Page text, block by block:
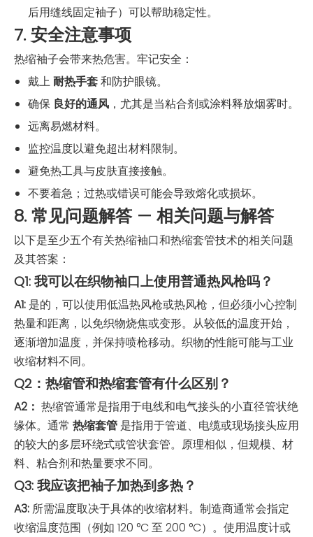
后用缝线固定袖子）可以帮助稳定性。
7. 安全注意事项
热缩袖子会带来热危害。牢记安全：
戴上耐热手套和防护眼镜。
确保 良好的通风 ，尤其是当粘合剂或涂料释放烟雾时。
远离易燃材料。
监控温度以避免超出材料限制。
避免热工具与皮肤直接接触。
不要着急；过热或错误可能会导致熔化或损坏。
8. 常见问题解答 — 相关问题与解答
以下是至少五个有关热缩袖口和热缩套管技术的相关问题
及其答案：
Q1: 我可以在织物袖口上使用普通热风枪吗？
A1: 是的，可以使用低温热风枪或热风枪，但必须小心控制
热量和距离，以免织物烧焦或变形。从较低的温度开始，
逐渐增加温度，并保持喷枪移动。织物的性能可能与工业
收缩材料不同。
Q2：热缩管和热缩套管有什么区别？
A2： 热缩管通常是指用于电线和电气接头的小直径管状绝
缘体。通常 热缩套管 是指用于管道、电缆或现场接头应用
的较大的多层环绕式或管状套管。原理相似，但规模、材
料、粘合剂和热量要求不同。
Q3: 我应该把袖子加热到多热？
A3: 所需温度取决于具体的收缩材料。制造商通常会指定
收缩温度范围（例如 120 °C 至 200 °C）。使用温度计或